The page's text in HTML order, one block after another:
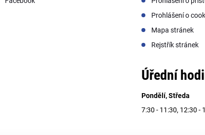
Prohlášení o
Mapa stránek
Rejstřík stránek
Úřední
Pondělí, Středa
7:30 - 11:30, 12:30 -